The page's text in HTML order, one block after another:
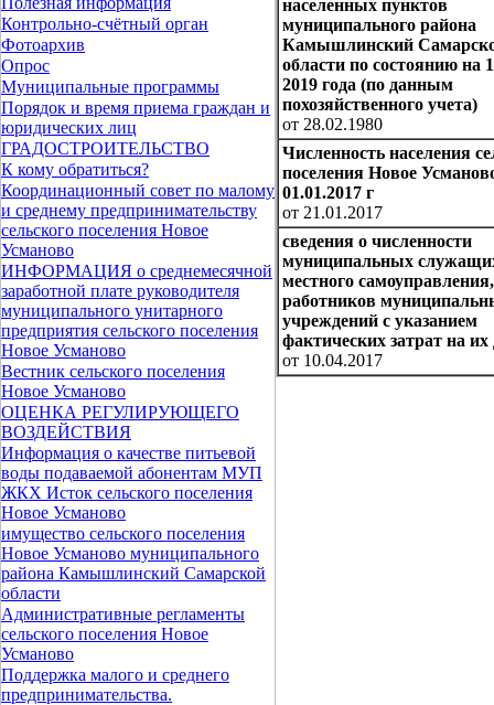
Контрольно-счётный орган
Фотоархив
Опрос
Муниципальные программы
Порядок и время приема граждан и
юридических лиц
ГРАДОСТРОИТЕЛЬСТВО
К кому обратиться?
Координационный совет по малому
и среднему предпринимательству
сельского поселения Новое
Усманово
ИНФОРМАЦИЯ о среднемесячной
заработной плате руководителя
муниципального унитарного
предприятия сельского поселения
Новое Усманово
Вестник сельского поселения
Новое Усманово
ОЦЕНКА РЕГУЛИРУЮЩЕГО
ВОЗДЕЙСТВИЯ
Информация о качестве питьевой
воды подаваемой абонентам МУП
ЖКХ Исток сельского поселения
Новое Усманово
имущество сельского поселения
Новое Усманово муниципального
района Камышлинский Самарской
области
Административные регламенты
сельского поселения Новое
Усманово
Поддержка малого и среднего
предпринимательства.
населенных пунктов
муниципального района
Камышлинский
области по состоянию на
2019 года (по данным
похозяйственного учета)
от 28.02.1980
Численность населения
поселения Новое
01.01.2017 г
от 21.01.2017
сведения о численности
муниципальных
местного самоуправления,
работников
учреждений с указанием
фактических затрат на их
от 10.04.2017